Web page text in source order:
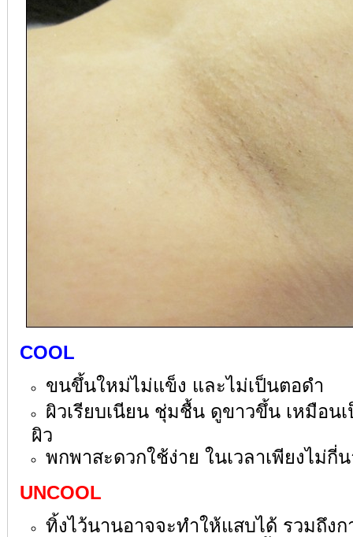
COOL
ขนขึ้นใหม่ไม่แข็ง และไม่เป็นตอดำ
ผิวเรียบเนียน ชุ่มชื้น ดูขาวขึ้น เหมือน
ผิว
พกพาสะดวกใช้ง่าย ในเวลาเพียงไม่กี่
UNCOOL
ทิ้งไว้นานอาจจะทำให้แสบได้ รวมถึง